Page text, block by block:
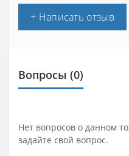
+ Написать отзыв
Вопросы (0)
Нет вопросов о данном
задайте свой вопрос.